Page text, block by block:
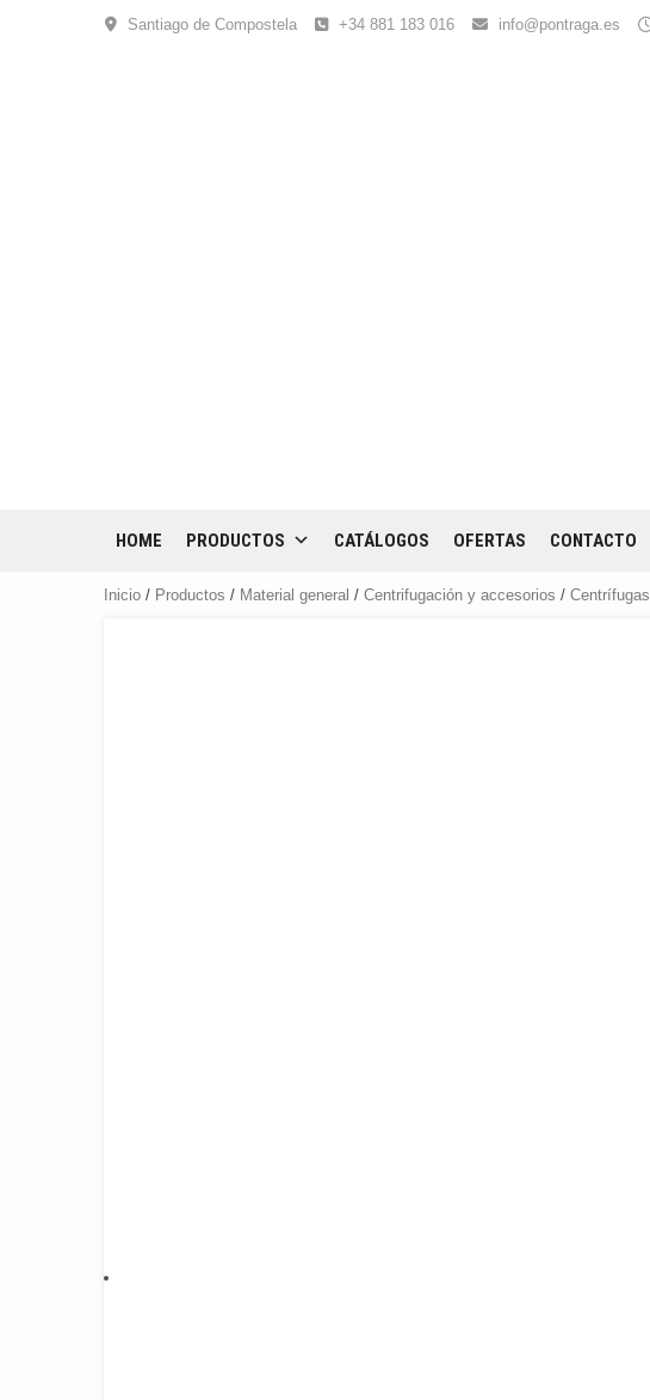
Santiago de Compostela +34 881 183 016 info@pontraga.es
HOME PRODUCTOS CATÁLOGOS OFERTAS CONTACTO
Inicio / Productos / Material general / Centrifugación y accesorios / Centrífugas